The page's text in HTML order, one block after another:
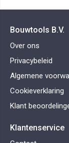
Bouwtools B.V.
Over ons
Privacybeleid
Algemene
Cookieverklaring
Klant
Klantenservice